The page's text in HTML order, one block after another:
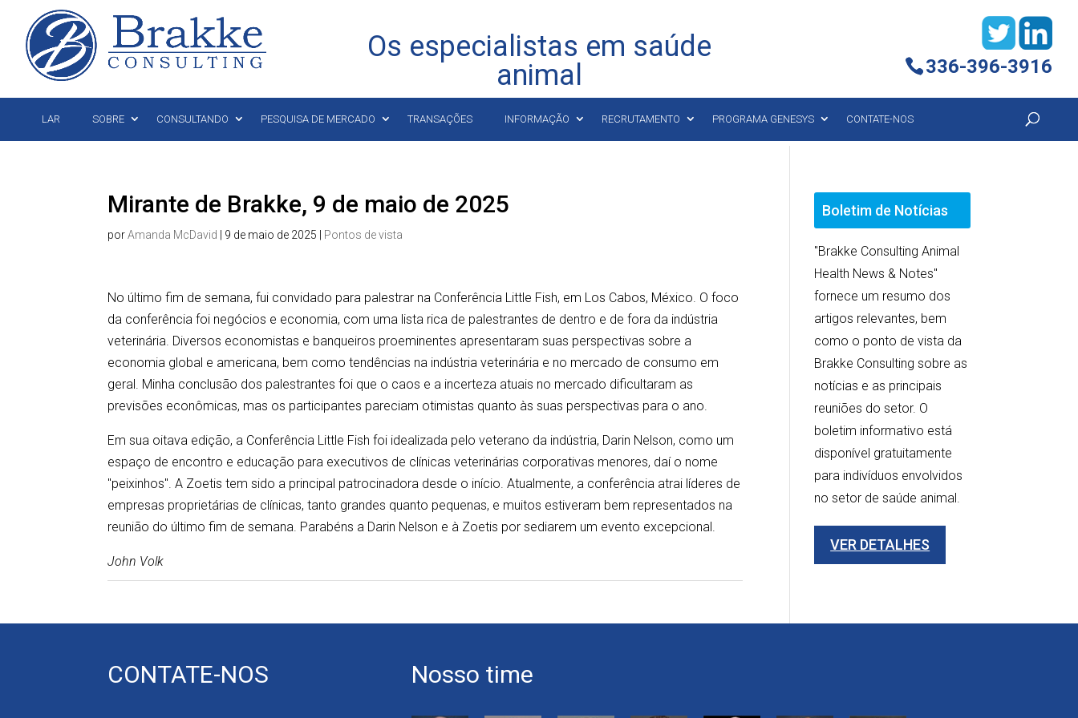
Os especialistas em saúde
animal
336-396-3916
LAR SOBRE CONSULTANDO PESQUISA DE MERCADO TRANSAÇÕES INFORMAÇÃO RECRUTAMENTO PROGRAMA GENESYS CONTATE-NOS
Mirante de Brakke, 9 de maio de 2025
porAmanda McDavid 9 de maio de 2025 Pontos de vista
No último fim de semana, fui convidado para palestrar na Conferência Little Fish, em Los Cabos, México. O foco
da conferência foi negócios e economia, com uma lista rica de palestrantes de dentro e de fora da indústria
veterinária. Diversos economistas e banqueiros proeminentes apresentaram suas perspectivas sobre a
economia global e americana, bem como tendências na indústria veterinária e no mercado de consumo em
geral. Minha conclusão dos palestrantes foi que o caos e a incerteza atuais no mercado dificultaram as
previsões econômicas, mas os participantes pareciam otimistas quanto às suas perspectivas para o ano.
Em sua oitava edição, a Conferência Little Fish foi idealizada pelo veterano da indústria, Darin Nelson, como um
espaço de encontro e educação para executivos de clínicas veterinárias corporativas menores, daí o nome
"peixinhos". A Zoetis tem sido a principal patrocinadora desde o início. Atualmente, a conferência atrai líderes de
empresas proprietárias de clínicas, tanto grandes quanto pequenas, e muitos estiveram bem representados na
reunião do último fim de semana. Parabéns a Darin Nelson e à Zoetis por sediarem um evento excepcional.
John Volk
Boletim de Notícias
"Brakke Consulting Animal
Health News & Notes"
fornece um resumo dos
artigos relevantes, bem
como o ponto de vista da
Brakke Consulting sobre as
notícias e as principais
reuniões do setor. O
boletim informativo está
disponível gratuitamente
para indivíduos envolvidos
no setor de saúde animal.
VER DETALHES
CONTATE-NOS Nosso time